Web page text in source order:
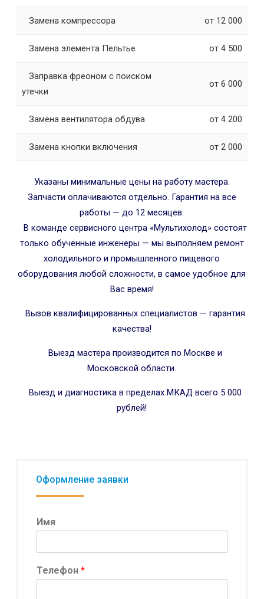
Замена компрессора от 12 000
Замена элемента Пельтье от 4 500
Заправка фреоном с поиском
утечки
от 6 000
Замена вентилятора обдува от 4 200
Замена кнопки включения от 2 000
Указаны минимальные цены на работу мастера.
Запчасти оплачиваются отдельно. Гарантия на все
работы — до 12 месяцев.
В команде сервисного центра «Мультихолод» состоят
только обученные инженеры — мы выполняем ремонт
холодильного и промышленного пищевого
оборудования любой сложности, в самое удобное для
Вас время!
Вызов квалифицированных специалистов — гарантия
качества!
Выезд мастера производится по Москве и
Московской области.
Выезд и диагностика в пределах МКАД всего 5 000
рублей!
Оформление заявки
Имя
Телефон *